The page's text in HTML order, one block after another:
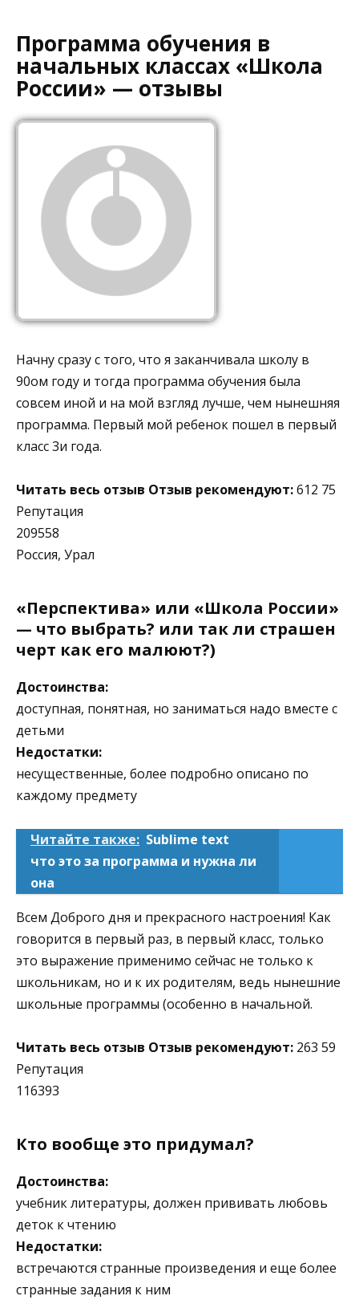
Программа обучения в
начальных классах «Школа
России» — отзывы
Начну сразу с того, что я заканчивала школу в
90ом году и тогда программа обучения была
совсем иной и на мой взгляд лучше, чем нынешняя
программа. Первый мой ребенок пошел в первый
класс 3и года.
Читать весь отзыв Отзыв рекомендуют:612 75
Репутация
209558
Россия, Урал
«Перспектива» или «Школа России»
— что выбрать? или так ли страшен
черт как его малюют?)
Достоинства:
доступная, понятная, но заниматься надо вместе с
детьми
Недостатки:
несущественные, более подробно описано по
каждому предмету
Читайте также: Sublime text
что это за программа и нужна ли
она
Всем Доброго дня и прекрасного настроения! Как
говорится в первый раз, в первый класс, только
это выражение применимо сейчас не только к
школьникам, но и к их родителям, ведь нынешние
школьные программы (особенно в начальной.
Читать весь отзыв Отзыв рекомендуют: 263 59
Репутация
116393
Кто вообще это придумал?
Достоинства:
учебник литературы, должен прививать любовь
деток к чтению
Недостатки:
встречаются странные произведения и еще более
странные задания к ним